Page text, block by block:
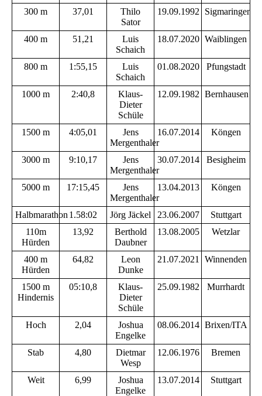
300 m 37,01
Thilo
Sator
19.09.1992 Sigmaringen
400 m 51,21
Luis
Schaich
18.07.2020 Waiblingen
800 m 1:55,15
Luis
Schaich
01.08.2020 Pfungstadt
1000 m 2:40,8
Klaus-
Dieter
Schüle
12.09.1982 Bernhausen
1500 m 4:05,01
Jens
Mergenthaler
16.07.2014 Köngen
3000 m 9:10,17
Jens
Mergenthaler
30.07.2014 Besigheim
5000 m 17:15,45
Jens
Mergenthaler
13.04.2013 Köngen
Halbmarathon 1.58:02 Jörg Jäckel 23.06.2007
Stuttgart
110m
Hürden
13,92
Berthold
Daubner
13.08.2005 Wetzlar
400 m
Hürden
64,82
Leon
Dunke
21.07.2021 Winnenden
1500 m
Hindernis
05:10,8
Klaus-
Dieter
Schüle
25.09.1982 Murrhardt
Hoch 2,04
Joshua
Engelke
08.06.2014 Brixen/ITA
Stab 4,80
Dietmar
Wesp
12.06.1976 Bremen
Weit 6,99
Joshua
Engelke
13.07.2014 Stuttgart